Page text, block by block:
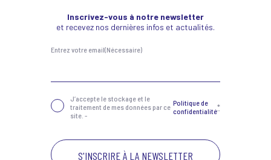
Inscrivez-vous à notre newsletter
et recevez nos dernières infos et actualités.
Entrez votre email(Nécessaire)
Confidentialité(Nécessaire)
J‘accepte le stockage et le
traitement de mes données par ce
site. -
Politique de
confidentialité*